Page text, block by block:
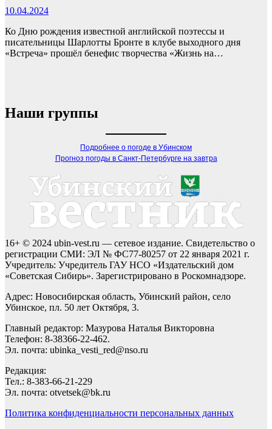
10.04.2024
Ко Дню рождения известной английской поэтессы и
писательницы Шарлотты Бронте в клубе выходного дня
«Встреча» прошёл бенефис творчества «Жизнь на…
Наши группы
Подробнее о погоде в Убинском
Прогноз погоды в Санкт-Петербурге на завтра
16+ © 2024 ubin-vest.ru — сетевое издание. Свидетельство о
регистрации СМИ: ЭЛ № ФС77-80257 от 22 января 2021 г.
Учредитель: Учредитель ГАУ НСО «Издательский дом
«Советская Сибирь». Зарегистрировано в Роскомнадзоре.
Адрес: Новосибирская область, Убинский район, село
Убинское, пл. 50 лет Октября, 3.
Главный редактор: Мазурова Наталья Викторовна
Телефон: 8-38366-22-462.
Эл. почта: ubinka_vesti_red@nso.ru
Редакция:
Тел.: 8-383-66-21-229
Эл. почта: otvetsek@bk.ru
Политика конфиденциальности персональных данных